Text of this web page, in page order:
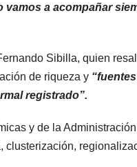
vamos a acompañar
Sibilla, quien
de riqueza y
registrado”.
y de la